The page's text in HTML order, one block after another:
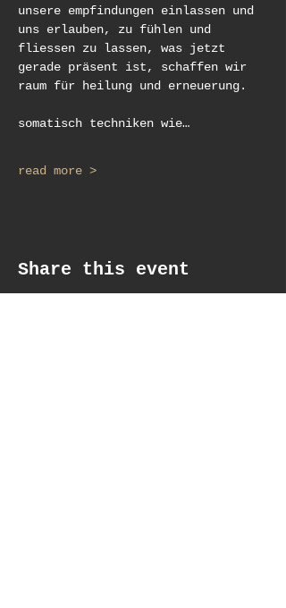
unsere empfindungen einlassen und
uns erlauben, zu fühlen und
fliessen zu lassen, was jetzt
gerade präsent ist, schaffen wir
raum für heilung und erneuerung.
somatisch techniken wie…
read more >
Share this event